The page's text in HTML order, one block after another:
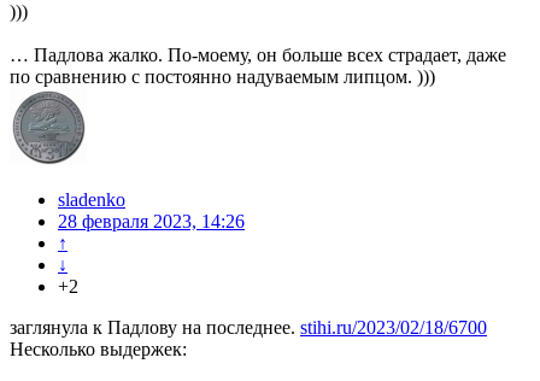
)))
… Падлова жалко. По-моему, он больше всех страдает, даже
по сравнению с постоянно надуваемым липцом. )))
sladenko
28 февраля 2023, 14:26
↑
↓
+2
заглянула к Падлову на последнее. stihi.ru/2023/02/18/6700
Несколько выдержек: